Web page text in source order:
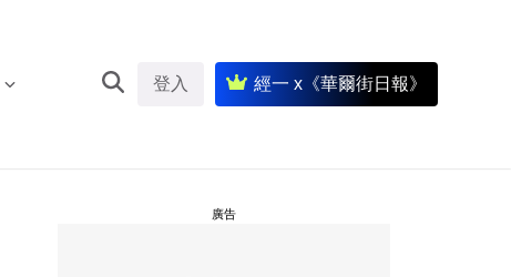
登入 經一 x《華爾街日報》
廣告